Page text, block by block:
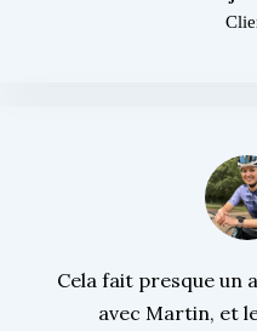
Cela fait presque un
avec Martin, et